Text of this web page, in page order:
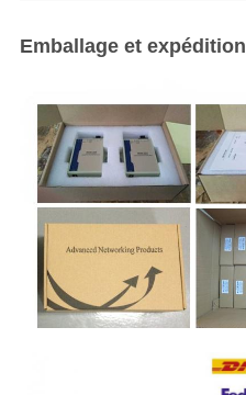
Emballage et expédition